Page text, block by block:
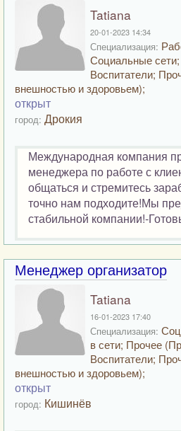
Tatiana
20-01-2023 14:34
Специализация:
Социальные
Воспитатели;
внешностью и здоровьем);
открыт
город: Дрокия
Международная компания
менеджера по работе с
общаться и стремитесь
точно нам подходите!Мы
стабильной компании!-
Менеджер организатор
Tatiana
16-01-2023 17:40
Специализация:
в сети; Прочее
Воспитатели;
внешностью и здоровьем);
открыт
город: Кишинёв